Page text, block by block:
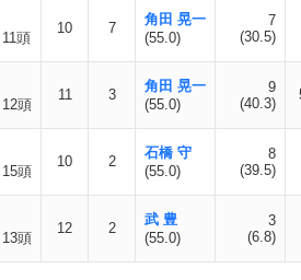
頭
10 7
角田 晃一
(55.0)
7
(30.5)
頭
11 3
角田 晃一
(55.0)
9
(40.3)
頭
10 2
石橋 守
(55.0)
8
(39.5)
頭
12 2
武 豊
(55.0)
3
(6.8)